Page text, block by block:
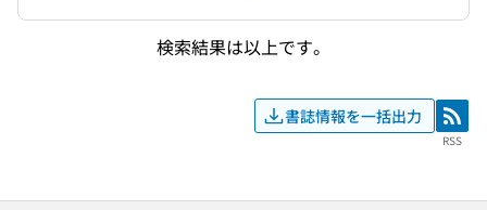
検索結果は以上です。
書誌情報を一括出力 RSS
RSS